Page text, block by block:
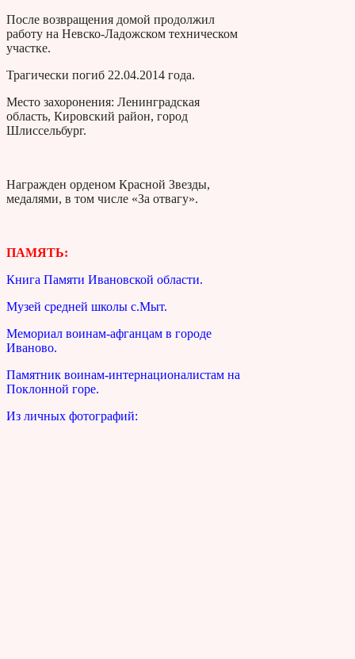
После возвращения домой продолжил
работу на Невско-Ладожском техническом
участке.
Трагически погиб 22.04.2014 года.
Место захоронения: Ленинградская
область, Кировский район, город
Шлиссельбург.
Награжден орденом Красной Звезды,
медалями, в том числе «За отвагу».
ПАМЯТЬ:
Книга Памяти Ивановской области.
Музей средней школы с.Мыт.
Мемориал воинам-афганцам в городе
Иваново.
Памятник воинам-интернационалистам на
Поклонной горе.
Из личных фотографий: